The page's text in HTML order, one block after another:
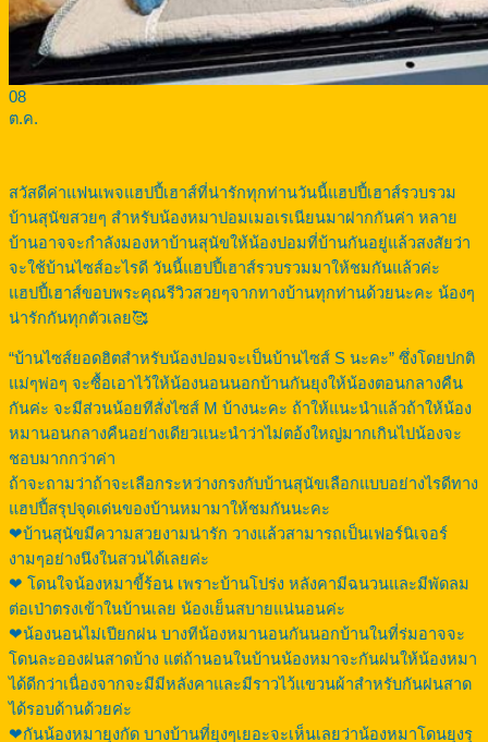
08
ต.ค.
สวัสดีค่าแฟนเพจแฮปปี้เฮาส์ที่น่ารักทุกท่านวันนี้แฮปปี้เฮาส์รวบรวม
บ้านสุนัขสวยๆ สำหรับน้องหมาปอมเมอเรเนียนมาฝากกันค่า หลาย
บ้านอาจจะกำลังมองหาบ้านสุนัขให้น้องปอมที่บ้านกันอยู่แล้วสงสัยว่า
จะใช้บ้านไซส์อะไรดี วันนี้แฮปปี้เฮาส์รวบรวมมาให้ชมกันแล้วค่ะ
แฮปปี้เฮาส์ขอบพระคุณรีวิวสวยๆจากทางบ้านทุกท่านด้วยนะคะ น้องๆ
น่ารักกันทุกตัวเลย🥰
“บ้านไซส์ยอดฮิตสำหรับน้องปอมจะเป็นบ้านไซส์ S นะคะ” ซึ่งโดยปกติ
แม่ๆพ่อๆ จะซื้อเอาไว้ให้น้องนอนนอกบ้านกันยุงให้น้องตอนกลางคืน
กันค่ะ จะมีส่วนน้อยทีสั่งไซส์ M บ้างนะคะ ถ้าให้แนะนำแล้วถ้าให้น้อง
หมานอนกลางคืนอย่างเดียวแนะนำว่าไม่ตอ้งใหญ่มากเกินไปน้องจะ
ชอบมากกว่าค่า
ถ้าจะถามว่าถ้าจะเลือกระหว่างกรงกับบ้านสุนัขเลือกแบบอย่างไรดีทาง
แฮปปี้สรุปจุดเด่นของบ้านหมามาให้ชมกันนะคะ
❤บ้านสุนัขมีความสวยงามน่ารัก วางแล้วสามารถเป็นเฟอร์นิเจอร์
งามๆอย่างนึงในสวนได้เลยค่ะ
❤ โดนใจน้องหมาขี้ร้อน เพราะบ้านโปร่ง หลังคามีฉนวนและมีพัดลม
ต่อเป่าตรงเข้าในบ้านเลย น้องเย็นสบายแน่นอนค่ะ
❤น้องนอนไม่เปียกฝน บางทีน้องหมานอนกันนอกบ้านในที่ร่มอาจจะ
โดนละอองฝนสาดบ้าง แต่ถ้านอนในบ้านน้องหมาจะกันฝนให้น้องหมา
ได้ดีกว่าเนื่องจากจะมีมีหลังคาและมีราวไว้แขวนผ้าสำหรับกันฝนสาด
ได้รอบด้านด้วยค่ะ
❤กันน้องหมายุงกัด บางบ้านที่ยุงๆเยอะจะเห็นเลยว่าน้องหมาโดนยุงรุ